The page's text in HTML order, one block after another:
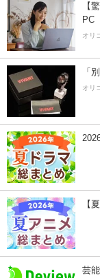
【
PC
オリ
「
オリ
【
芸